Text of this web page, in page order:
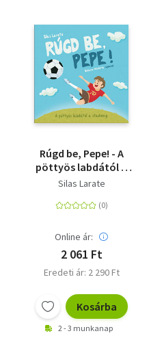
Rúgd be, Pepe! - A
pöttyös labdától a
stadionig
Silas Larate
Online ár:
2 061 Ft
Eredeti ár: 2 290 Ft
Kosárba
2 - 3 munkanap